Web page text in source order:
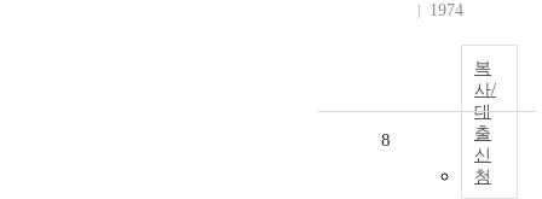
1974
복
사/
대
출
신
청
8